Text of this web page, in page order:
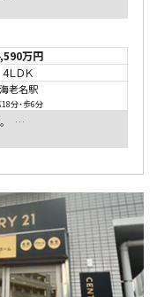
万円
4ＬＤＫ
海老名駅
18分・歩6分
。 …
4ＬＤＫ
大野駅
9分・歩4分
…